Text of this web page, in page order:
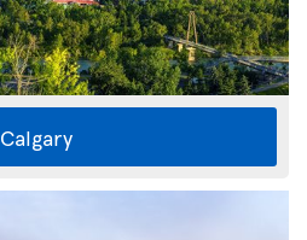
Calgary